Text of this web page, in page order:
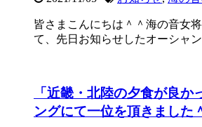
皆さまこんにちは＾＾海の音女
て、先日お知らせしたオーシャ
「近畿・北陸の夕食が良か
ングにて一位を頂きました